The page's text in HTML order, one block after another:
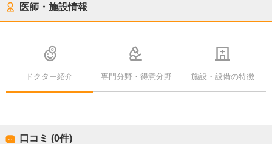
医師・施設情報
ドクター紹介 専門分野・得意分野 施設・設備の特徴
口コミ (0件)